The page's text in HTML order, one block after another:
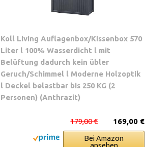
Koll Living Auflagenbox/Kissenbox 570
Liter l 100% Wasserdicht l mit
Belüftung dadurch kein übler
Geruch/Schimmel l Moderne Holzoptik
l Deckel belastbar bis 250 KG (2
Personen) (Anthrazit)
169,00 €
179,00 €
Bei Amazon